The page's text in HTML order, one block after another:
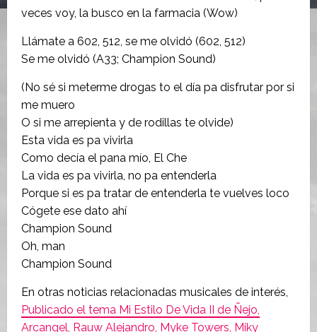
veces voy, la busco en la farmacia (Wow)
Llámate a 602, 512, se me olvidó (602, 512)
Se me olvidó (A33; Champion Sound)
(No sé si meterme drogas to el día pa disfrutar por si
me muero
O si me arrepienta y de rodillas te olvide)
Esta vida es pa vivirla
Como decía el pana mío, El Che
La vida es pa vivirla, no pa entenderla
Porque si es pa tratar de entenderla te vuelves loco
Cógete ese dato ahí
Champion Sound
Oh, man
Champion Sound
En otras noticias relacionadas musicales de interés,
Publicado el tema Mi Estilo De Vida II de Ñejo,
Arcangel, Rauw Alejandro, Myke Towers, Miky